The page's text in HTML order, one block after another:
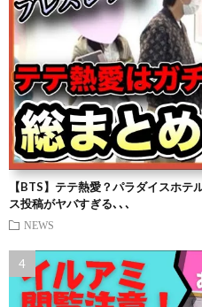
【BTS】テテ熱愛？パラダイスホ
ス投稿がヤバすぎる､､､
NEWS